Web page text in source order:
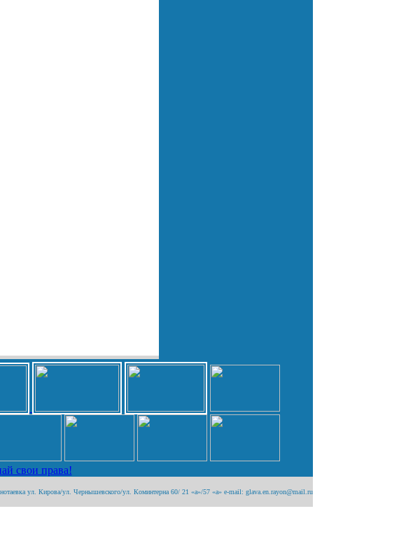
ул. Кирова/ул. Чернышевского/ул. Коминтерна 60/ 21 «а»/57 «а» e-mail: glava.en.rayon@mail.ru